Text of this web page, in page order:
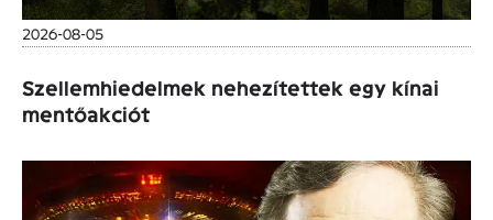
2026-08-05
Szellemhiedelmek nehezítettek egy kínai
mentőakciót